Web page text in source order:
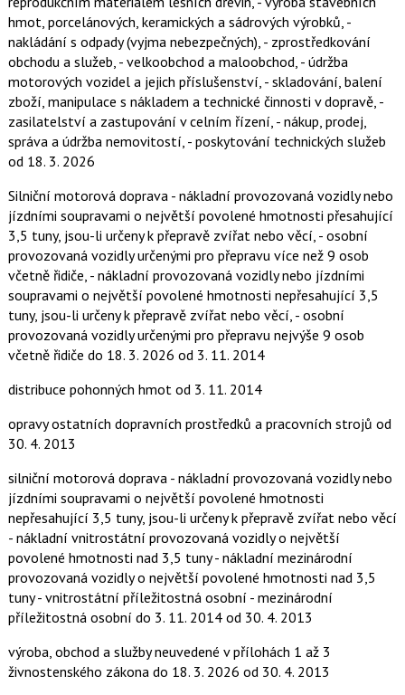
hmot, porcelánových, keramických a sádrových výrobků, -
nakládání s odpady (vyjma nebezpečných), - zprostředkování
obchodu a služeb, - velkoobchod a maloobchod, - údržba
motorových vozidel a jejich příslušenství, - skladování, balení
zboží, manipulace s nákladem a technické činnosti v dopravě, -
zasilatelství a zastupování v celním řízení, - nákup, prodej,
správa a údržba nemovitostí, - poskytování technických služeb
od 18. 3. 2026
Silniční motorová doprava - nákladní provozovaná vozidly nebo
jízdními soupravami o největší povolené hmotnosti přesahující
3,5 tuny, jsou-li určeny k přepravě zvířat nebo věcí, - osobní
provozovaná vozidly určenými pro přepravu více než 9 osob
včetně řidiče, - nákladní provozovaná vozidly nebo jízdními
soupravami o největší povolené hmotnosti nepřesahující 3,5
tuny, jsou-li určeny k přepravě zvířat nebo věcí, - osobní
provozovaná vozidly určenými pro přepravu nejvýše 9 osob
včetně řidiče do 18. 3. 2026 od 3. 11. 2014
distribuce pohonných hmot od 3. 11. 2014
opravy ostatních dopravních prostředků a pracovních strojů od
30. 4. 2013
silniční motorová doprava - nákladní provozovaná vozidly nebo
jízdními soupravami o největší povolené hmotnosti
nepřesahující 3,5 tuny, jsou-li určeny k přepravě zvířat nebo věcí
- nákladní vnitrostátní provozovaná vozidly o největší
povolené hmotnosti nad 3,5 tuny - nákladní mezinárodní
provozovaná vozidly o největší povolené hmotnosti nad 3,5
tuny - vnitrostátní příležitostná osobní - mezinárodní
příležitostná osobní do 3. 11. 2014od 30. 4. 2013
výroba, obchod a služby neuvedené v přílohách 1 až 3
živnostenského zákona do 18. 3. 2026 od 30. 4. 2013